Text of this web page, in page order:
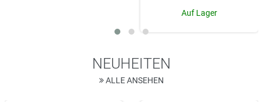
Auf Lager
NEUHEITEN
ALLE ANSEHEN